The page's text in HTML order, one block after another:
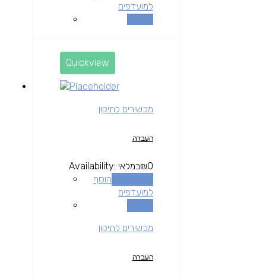
למועדפים
Quickview
מכשירים לתיקון
העברה
₪0
Availability: במלאי
הוסף
למועדפים
מכשירים לתיקון
העברה